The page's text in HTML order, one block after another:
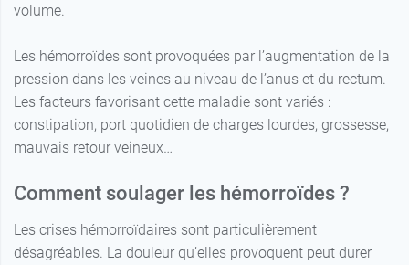
volume.
Les hémorroïdes sont provoquées par l’augmentation de la
pression dans les veines au niveau de l’anus et du rectum.
Les facteurs favorisant cette maladie sont variés :
constipation, port quotidien de charges lourdes, grossesse,
mauvais retour veineux…
Comment soulager les hémorroïdes ?
Les crises hémorroïdaires sont particulièrement
désagréables. La douleur qu’elles provoquent peut durer